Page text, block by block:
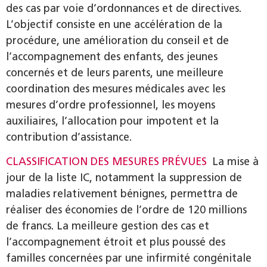
des cas par voie d’ordonnances et de directives.
L’objectif consiste en une accélération de la
procédure, une amélioration du conseil et de
l’accompagnement des enfants, des jeunes
concernés et de leurs parents, une meilleure
coordination des mesures médicales avec les
mesures d’ordre professionnel, les moyens
auxiliaires, l’allocation pour impotent et la
contribution d’assistance.
CLASSIFICATION DES MESURES PRÉVUES La mise à
jour de la liste IC, notamment la suppression de
maladies relativement bénignes, permettra de
réaliser des économies de l’ordre de 120 millions
de francs. La meilleure gestion des cas et
l’accompagnement étroit et plus poussé des
familles concernées par une infirmité congénitale